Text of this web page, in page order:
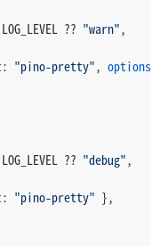
LOG_LEVEL ?? "warn",
: "pino-pretty", options
LOG_LEVEL ?? "debug",
: "pino-pretty" },